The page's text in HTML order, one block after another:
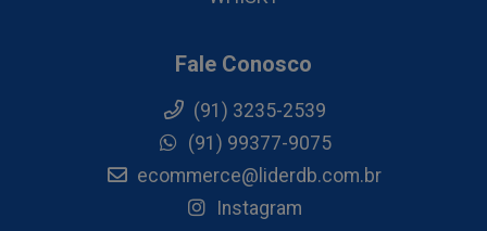
Fale Conosco
(91) 3235-2539
(91) 99377-9075
ecommerce@liderdb.com.br
Instagram